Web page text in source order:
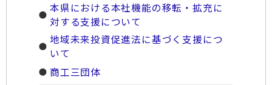
本県における本社機能の移転・拡充に
対する支援について
地域未来投資促進法に基づく支援につ
いて
商工三団体